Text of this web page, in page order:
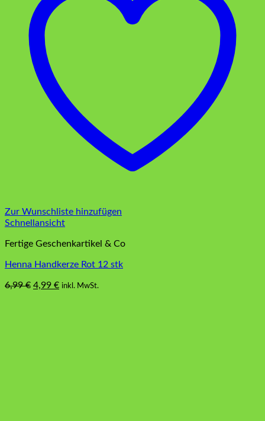
Zur Wunschliste hinzufügen
Schnellansicht
Fertige Geschenkartikel & Co
Henna Handkerze Rot 12 stk
6,99€ Ursprünglicher
4,99 €Aktueller
inkl. MwSt.